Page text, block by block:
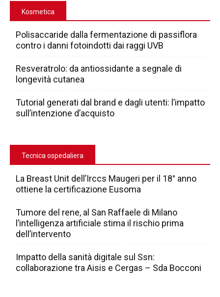
Kosmetica
Polisaccaride dalla fermentazione di passiflora
contro i danni fotoindotti dai raggi UVB
Resveratrolo: da antiossidante a segnale di
longevità cutanea
Tutorial generati dal brand e dagli utenti: l’impatto
sull’intenzione d’acquisto
Tecnica ospedaliera
La Breast Unit dell’Irccs Maugeri per il 18° anno
ottiene la certificazione Eusoma
Tumore del rene, al San Raffaele di Milano
l’intelligenza artificiale stima il rischio prima
dell’intervento
Impatto della sanità digitale sul Ssn:
collaborazione tra Aisis e Cergas – Sda Bocconi